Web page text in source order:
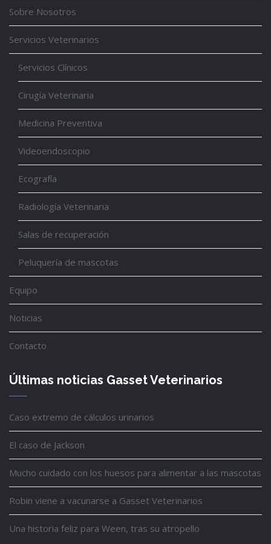
Sobre Nosotros
Servicios Veterinarios
Servicios Clínicos
Cirugía Veterinaria
Medicina Preventiva
Videoendoscopio
Ecografía
Radiología Veterinaria
Salas de recuperación
Peluquería de mascotas
Equipo
Noticias
Contacto
Últimas noticias Gasset Veterinarios
Caso extremo de cálculos urinarios
El caso de Jackson
Mucho cuidado con los huesos para alimentar a las mascotas
Robin viene a vacunarse a Gasset Veterinarios
Una historia feliz para Ween, tras su atropello